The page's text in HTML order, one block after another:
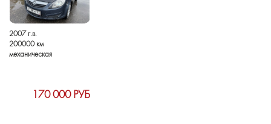
2007 г.в.
200000 км
механическая
170 000 РУБ